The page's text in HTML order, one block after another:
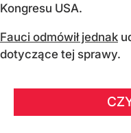
Kongresu USA.
Fauci odmówił jednak
dotyczące tej sprawy.